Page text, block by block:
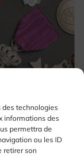
des technologies
informations des
permettra de
ou les ID
retirer son